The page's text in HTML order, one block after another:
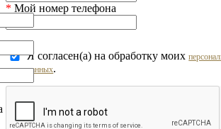
* Мой номер телефона
Я согласен(а) на обработку моих
данных.
обработку моихперсональных